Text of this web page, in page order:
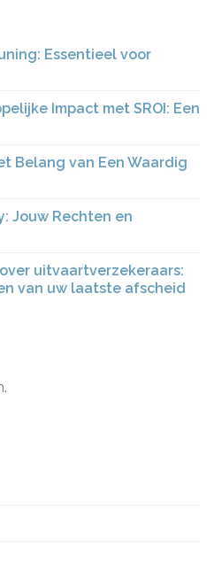
Essentieel voor
Impact met SROI: Een
Belang van Een Waardig
Jouw Rechten en
uitvaartverzekeraars:
van uw laatste afscheid